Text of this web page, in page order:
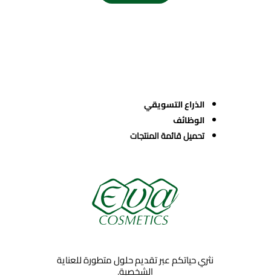
الذراع التسويقي
الوظائف
تحميل قائمة المنتجات
نثري حياتكم عبر تقديم حلول متطورة للعناية
الشخصية.